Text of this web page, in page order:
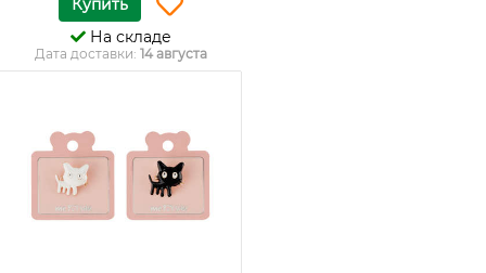
Купить
На складе
Дата доставки: 14 августа